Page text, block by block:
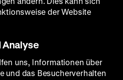
1963/64 UFA-
der Website
Analyse
uns, Informationen über
und das Besucherverhalten